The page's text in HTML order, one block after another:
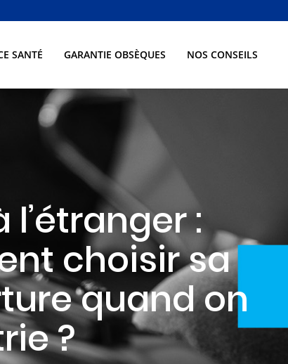
SANTÉ GARANTIE OBSÈQUES NOS CONSEILS
l’étranger :
choisir sa
quand on
?